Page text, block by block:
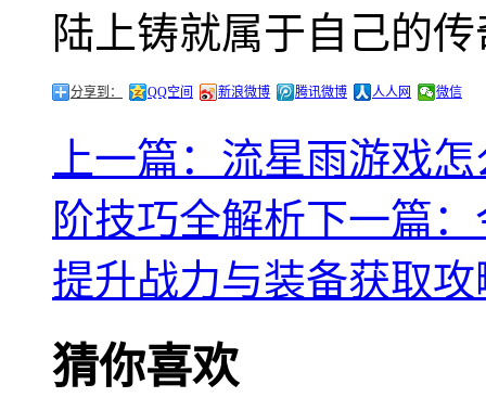
陆上铸就属于自己的
分享到： QQ空间 新浪微博 腾讯微博 人人网 微信
上一篇：流星雨游戏
阶技巧全解析下一篇
提升战力与装备获取攻
猜你喜欢